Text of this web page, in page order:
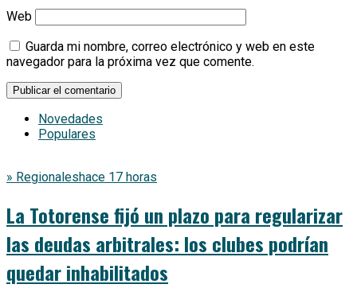
Web
Guarda mi nombre, correo electrónico y web en este
navegador para la próxima vez que comente.
Novedades
Populares
» Regionaleshace 17 horas
La Totorense fijó un plazo para regularizar
las deudas arbitrales: los clubes podrían
quedar inhabilitados